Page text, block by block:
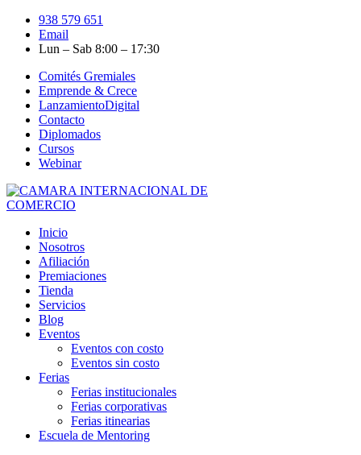
938 579 651
Email
Lun – Sab 8:00 – 17:30
Comités Gremiales
Emprende & Crece
LanzamientoDigital
Contacto
Diplomados
Cursos
Webinar
Inicio
Nosotros
Afiliación
Premiaciones
Tienda
Servicios
Blog
Eventos
Eventos con costo
Eventos sin costo
Ferias
Ferias institucionales
Ferias corporativas
Ferias itinearias
Escuela de Mentoring